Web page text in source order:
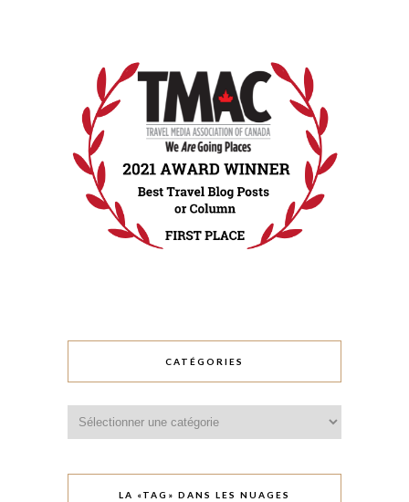
CATÉGORIES
LA «TAG» DANS LES NUAGES